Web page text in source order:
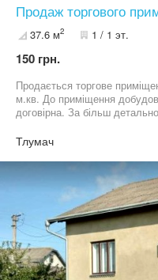
Продаж торгового
37.6 м2 1 / 1 эт.
150 грн.
Продається торгове
м.кв. До приміщення
договірна. За більш
Тлумач